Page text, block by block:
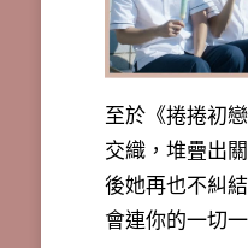
至於《捲捲初
交織， 堆疊出
後她再也不糾
會連你的一切